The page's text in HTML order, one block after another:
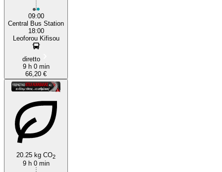
09:00
Central Bus Station
18:00
Leoforou Kifisou
diretto
9 h 0 min
66,20 €
20.25 kg CO2
9 h 0 min